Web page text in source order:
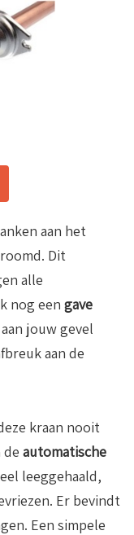
aan het
Dit
alle
nog een gave
jouw gevel
aan de
kraan nooit
de automatische
leeggehaald,
Er bevindt
Een simpele